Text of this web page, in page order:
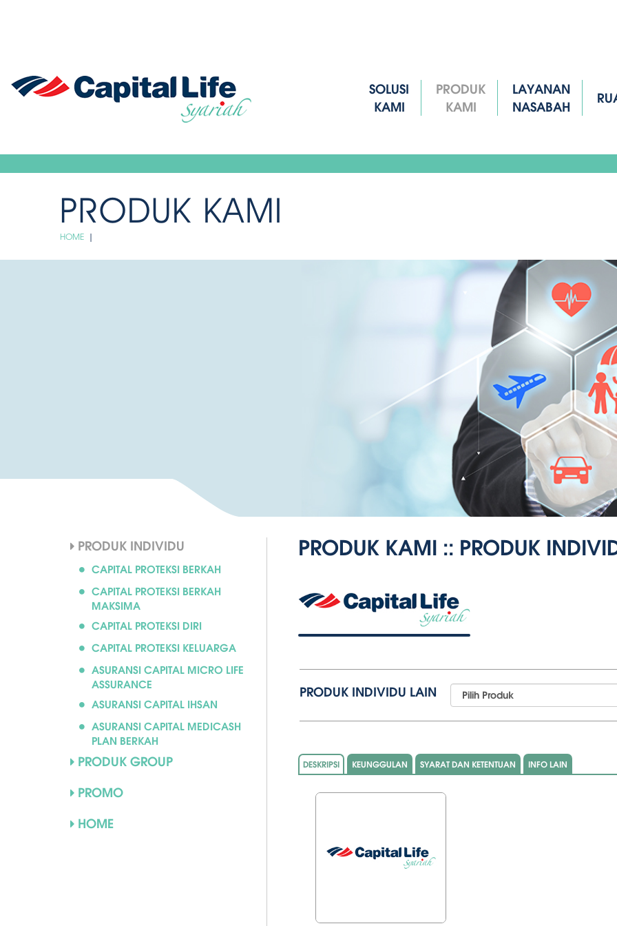
SOLUSI
KAMI
PRODUK
KAMI
LAYANAN
NASABAH
PRODUK KAMI
HOME |
PRODUK INDIVIDU
CAPITAL PROTEKSI BERKAH
CAPITAL PROTEKSI BERKAH
MAKSIMA
CAPITAL PROTEKSI DIRI
CAPITAL PROTEKSI KELUARGA
ASURANSI CAPITAL MICRO LIFE
ASSURANCE
ASURANSI CAPITAL IHSAN
ASURANSI CAPITAL MEDICASH
PLAN BERKAH
PRODUK GROUP
PROMO
HOME
PRODUK KAMI :: PRODUK
PRODUK INDIVIDU LAIN
DESKRIPSI KEUNGGULAN SYARAT DAN KETENTUAN INFO LAIN